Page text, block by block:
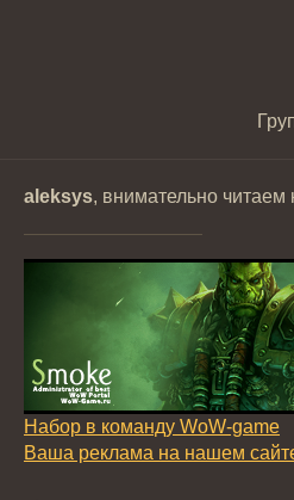
aleksys, внимательно
Набор в команду WoW-game
Ваша реклама на нашем